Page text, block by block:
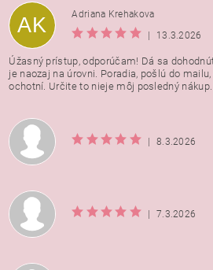
AK
Adriana Krehakova
|
13.3.2026
Úžasný prístup, odporúčam! Dá sa
je naozaj na úrovni. Poradia, pošlú do
ochotní. Určite to nieje môj posledný
| 8.3.2026
| 7.3.2026